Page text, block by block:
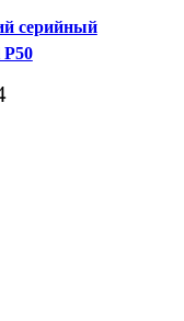
серийный
P50